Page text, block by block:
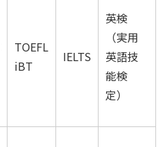
TOEFL
iBT
IELTS
英検
（実用
英語技
能検
定）